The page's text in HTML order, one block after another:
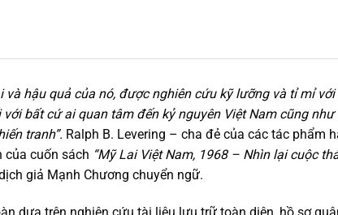
hậu quả của nó, được nghiên cứu kỹ lưỡng và tỉ mỉ
bất cứ ai quan tâm đến kỷ nguyên Việt Nam cũng
tranh”. Ralph B. Levering – cha đẻ của các tác phẩm
cuốn sách “Mỹ Lai Việt Nam, 1968 – Nhìn lại cuộc
giả Mạnh Chương chuyển ngữ.